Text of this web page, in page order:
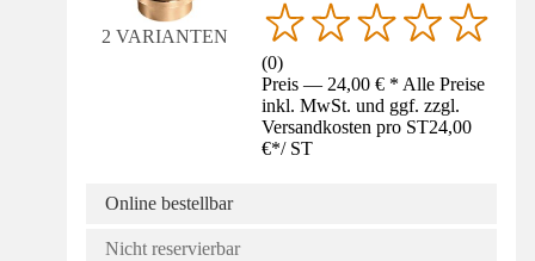
2 VARIANTEN
(0)
Preis — 24,00 € * Alle Preise
inkl. MwSt. und ggf. zzgl.
Versandkosten pro ST24,00
€*/ ST
Online bestellbar
Nicht reservierbar